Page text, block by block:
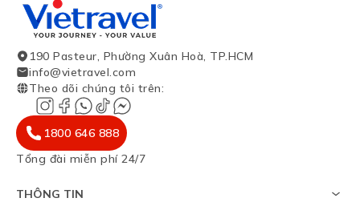
190 Pasteur, Phường Xuân Hoà, TP.HCM
info@vietravel.com
Theo dõi chúng tôi trên:
1800 646 888
Tổng đài miễn phí 24/7
THÔNG TIN